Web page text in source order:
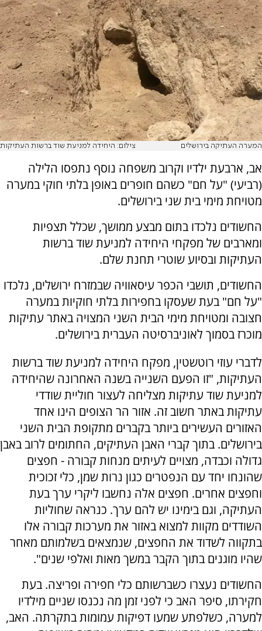
המערה העתיקה בירושלים צילום: היחידה למניעת שוד ברשות העתיקות
אב, ארבעת ילדיו וקרוב משפחה נוסף נתפסו הלילה
(רביעי) "על חם" כשהם חופרים באופן בלתי חוקי במערה
מטויחת מימי בית שני בירושלים.
החשודים נלכדו בתום מבצע ממושך, שכלל תצפיות
ומארבים של מפקחי היחידה למניעת שוד ברשות
העתיקות ובסיוע שוטרי תחנת שלם.
החשודים, תושבי הכפר עיסאוויה שבמזרח ירושלים, נלכדו
"על חם" בעת שעסקו בחפירות בלתי חוקיות במערה
חצובה ומטויחת מימי הבית השני המצויה באתר עתיקות
מוכרז בסמוך לאוניברסיטה העברית בירושלים.
לדברי עוזי רוטשטין, מפקח היחידה למניעת שוד ברשות
העתיקות, "זו הפעם השנייה בשנה האחרונה שהיחידה
למניעת שוד עתיקות מצליחה לעצור חוליית שודדי
עתיקות באתר חשוב זה. אזור הר הצופים הינו אחד
האזורים העשירים ביותר בקברים מתקופת הבית השני
בירושלים. בתוך קברי האבן העתיקים, החתומים לרוב באבן
גדולה וכבדה, מצויים לעיתים מנחות קבורה - חפצים
שהונחו יחד עם הנפטרים כגון נרות שמן, כלי זכוכית
וחפצים אחרים. חפצים אלה נחשבו ליקרי ערך בעת
העתיקה, וגם בימינו יש להם ערך. כנראה שחוליות
השודדים מקוות למצוא באזור את מערכות קבורה אלו
בתקווה לשדוד את החפצים, שנמצאים בשלמותם מאחר
שהיו מוגנים בתוך הקבר במשך מאות ואלפי שנים".
החשודים נעצרו כשברשותם כלי חפירה ופריצה. בעת
חקירתו, סיפר האב כי לפני זמן מה נכנסו שניים מילדיו
למערה, כשלפתע שמעו דפיקות עמומות בתקרתה. האב,